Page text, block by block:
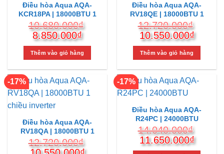
Điều hòa Aqua AQA-
KCR18PA | 18000BTU 1
chiều
10.680.000₫
Giá
gốc
là:
8.850.000₫Giá
hiện
tại
8.850.000₫.
Thêm vào giỏ hàng
Điều hòa Aqua AQA-
RV18QE | 18000BTU 1
chiều inverter
12.720.000₫
Giá
gốc
là:
10.550.000₫Giá
hiện
Thêm vào giỏ hàng
-17%
Điều hòa Aqua AQA-
RV18QA | 18000BTU 1
chiều inverter
12.720.000₫
-17%
Điều hòa Aqua AQA-
R24PC | 24000BTU
14.040.000₫
Giá
gốc
11.650.000₫Giá
hiện